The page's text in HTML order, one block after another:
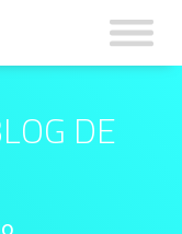
DE